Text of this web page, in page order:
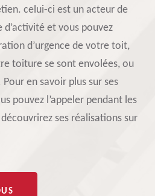
celui-ci est un acteur de
et vous pouvez
d’urgence de votre toit,
toiture se sont envolées, ou
en savoir plus sur ses
pouvez l’appeler pendant les
ses réalisations sur